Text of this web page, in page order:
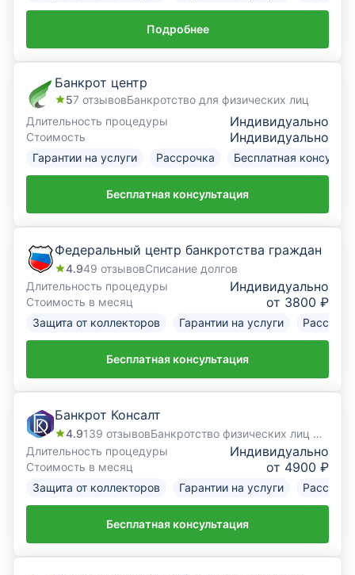
Подробнее
Банкрот центр
57 отзывовБанкротство для физических лиц
Длительность процедуры
Индивидуально
Стоимость Индивидуально
Гарантии на услуги Рассрочка Бесплатная
Бесплатная консультация
Федеральный центр банкротства граждан
4.949 отзывовСписание долгов
Длительность процедуры
Индивидуально
Стоимость в месяц от 3800 ₽
Защита от коллекторов Гарантии на услуги
Бесплатная консультация
Банкрот Консалт
4.9139 отзывов
Банкротство физических лиц под ключ
Длительность процедуры
Индивидуально
Стоимость в месяц от 4900 ₽
Защита от коллекторов Гарантии на услуги
Бесплатная консультация